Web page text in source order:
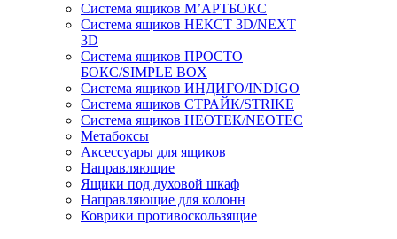
Система ящиков М’АРТБОКС
Система ящиков НЕКСТ 3D/NEXT
3D
Система ящиков ПРОСТО
БОКС/SIMPLE BOX
Система ящиков ИНДИГО/INDIGO
Система ящиков СТРАЙК/STRIKE
Система ящиков НЕОТЕК/NEOTEC
Метабоксы
Аксессуары для ящиков
Направляющие
Ящики под духовой шкаф
Направляющие для колонн
Коврики противоскользящие